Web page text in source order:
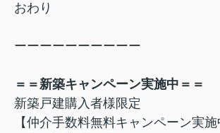
おわり
ーーーーーーーーーー
＝＝新築キャンペーン実施中＝＝
新築戸建購入者様限定
【仲介手数料無料キャンペーン実施